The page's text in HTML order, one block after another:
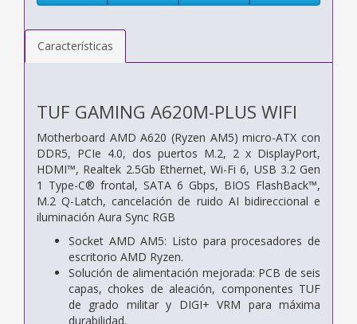
Características
TUF GAMING A620M-PLUS WIFI
Motherboard AMD A620 (Ryzen AM5) micro-ATX con
DDR5, PCIe 4.0, dos puertos M.2, 2 x DisplayPort,
HDMI™, Realtek 2.5Gb Ethernet, Wi-Fi 6, USB 3.2 Gen
1 Type-C® frontal, SATA 6 Gbps, BIOS FlashBack™,
M.2 Q-Latch, cancelación de ruido AI bidireccional e
iluminación Aura Sync RGB
Socket AMD AM5: Listo para procesadores de
escritorio AMD Ryzen.
Solución de alimentación mejorada: PCB de seis
capas, chokes de aleación, componentes TUF
de grado militar y DIGI+ VRM para máxima
durabilidad.